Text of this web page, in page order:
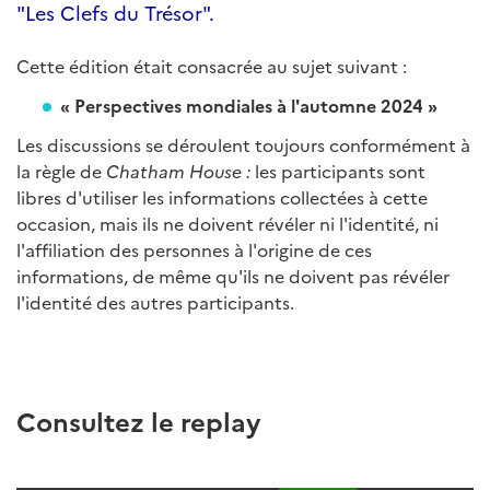
"Les Clefs du Trésor".
Cette édition était consacrée au sujet suivant :
« Perspectives mondiales à l'automne 2024 »
Les discussions se déroulent toujours conformément à
la règle de Chatham House : les participants sont
libres d'utiliser les informations collectées à cette
occasion, mais ils ne doivent révéler ni l'identité, ni
l'affiliation des personnes à l'origine de ces
informations, de même qu'ils ne doivent pas révéler
l'identité des autres participants.
Consultez le replay